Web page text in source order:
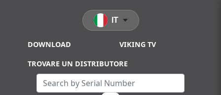
DOWNLOAD VIKING TV
TROVARE UN DISTRIBUTORE
IT